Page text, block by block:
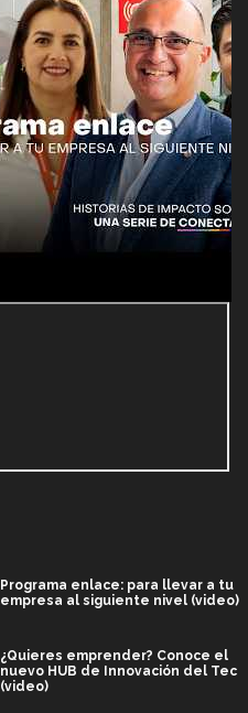
Programa enlace: para llevar a tu
empresa al siguiente nivel (video)
¿Quieres emprender? Conoce el
nuevo HUB de Innovación del Tec
(video)